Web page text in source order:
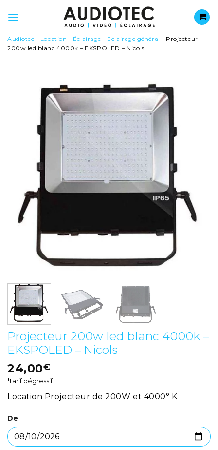
au
Audiotec - Location - Éclairage - Eclairage général - Projecteur
200w led blanc 4000k – EKSPOLED – Nicols
Projecteur 200w led blanc 4000k –
EKSPOLED – Nicols
24,00€
*tarif dégressif
Location Projecteur de 200W et 4000° K
De